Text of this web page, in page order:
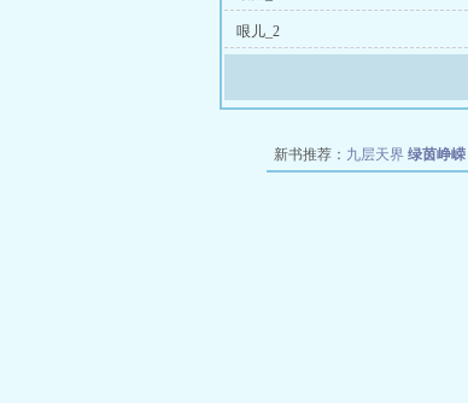
哏儿_2
新书推荐： 九层天界 绿茵峥嵘